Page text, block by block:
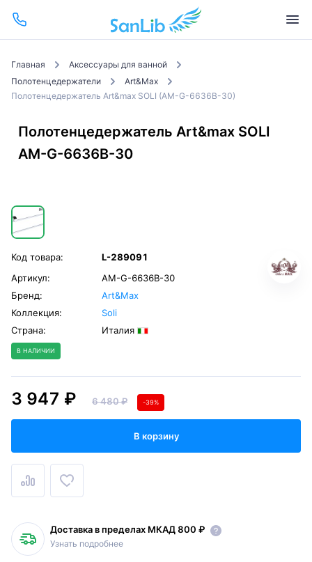
Главная
Аксессуары для ванной
Полотенцедержатели
Art&Max
Полотенцедержатель Art&max SOLI (AM-G-6636B-30)
Полотенцедержатель Art&max SOLI
AM-G-6636B-30
Код товара:
L-289091
Артикул:
AM-G-6636B-30
Бренд:
Art&Max
Коллекция:
Soli
Страна:
Италия
В НАЛИЧИИ
3 947 ₽ 6 480 ₽ -39%
В корзину
Доставка в пределах МКАД 800 ₽
Узнать подробнее